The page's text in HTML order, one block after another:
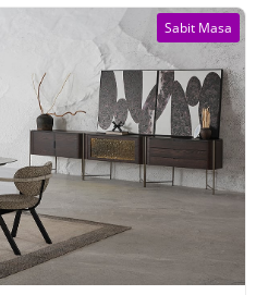
Sabit Masa